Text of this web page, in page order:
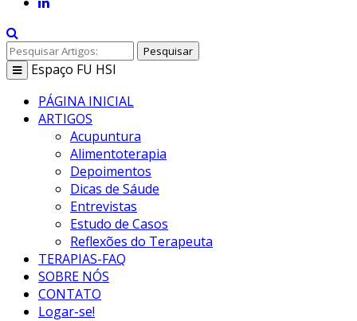
Pesquisar
Toggle
navigation
Espaço FU HSI
PÁGINA INICIAL
ARTIGOS
Acupuntura
Alimentoterapia
Depoimentos
Dicas de Sáude
Entrevistas
Estudo de Casos
Reflexões do Terapeuta
TERAPIAS-FAQ
SOBRE NÓS
CONTATO
Logar-se!